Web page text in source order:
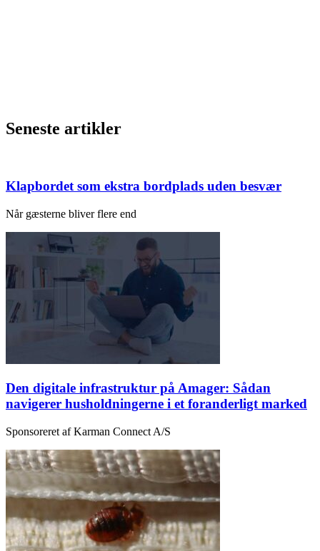
Seneste artikler
Klapbordet som ekstra bordplads uden besvær
Når gæsterne bliver flere end
Den digitale infrastruktur på Amager: Sådan
navigerer husholdningerne i et foranderligt marked
Sponsoreret af Karman Connect A/S